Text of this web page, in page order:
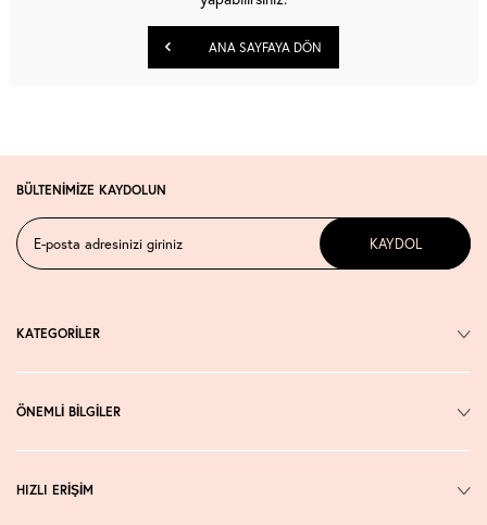
ANA SAYFAYA DÖN
BÜLTENİMİZE KAYDOLUN
KAYDOL
KATEGORİLER
ÖNEMLİ BİLGİLER
HIZLI ERİŞİM